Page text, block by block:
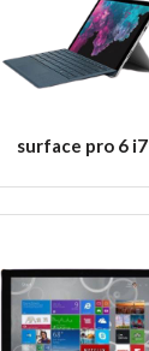
surface pro 6 i7